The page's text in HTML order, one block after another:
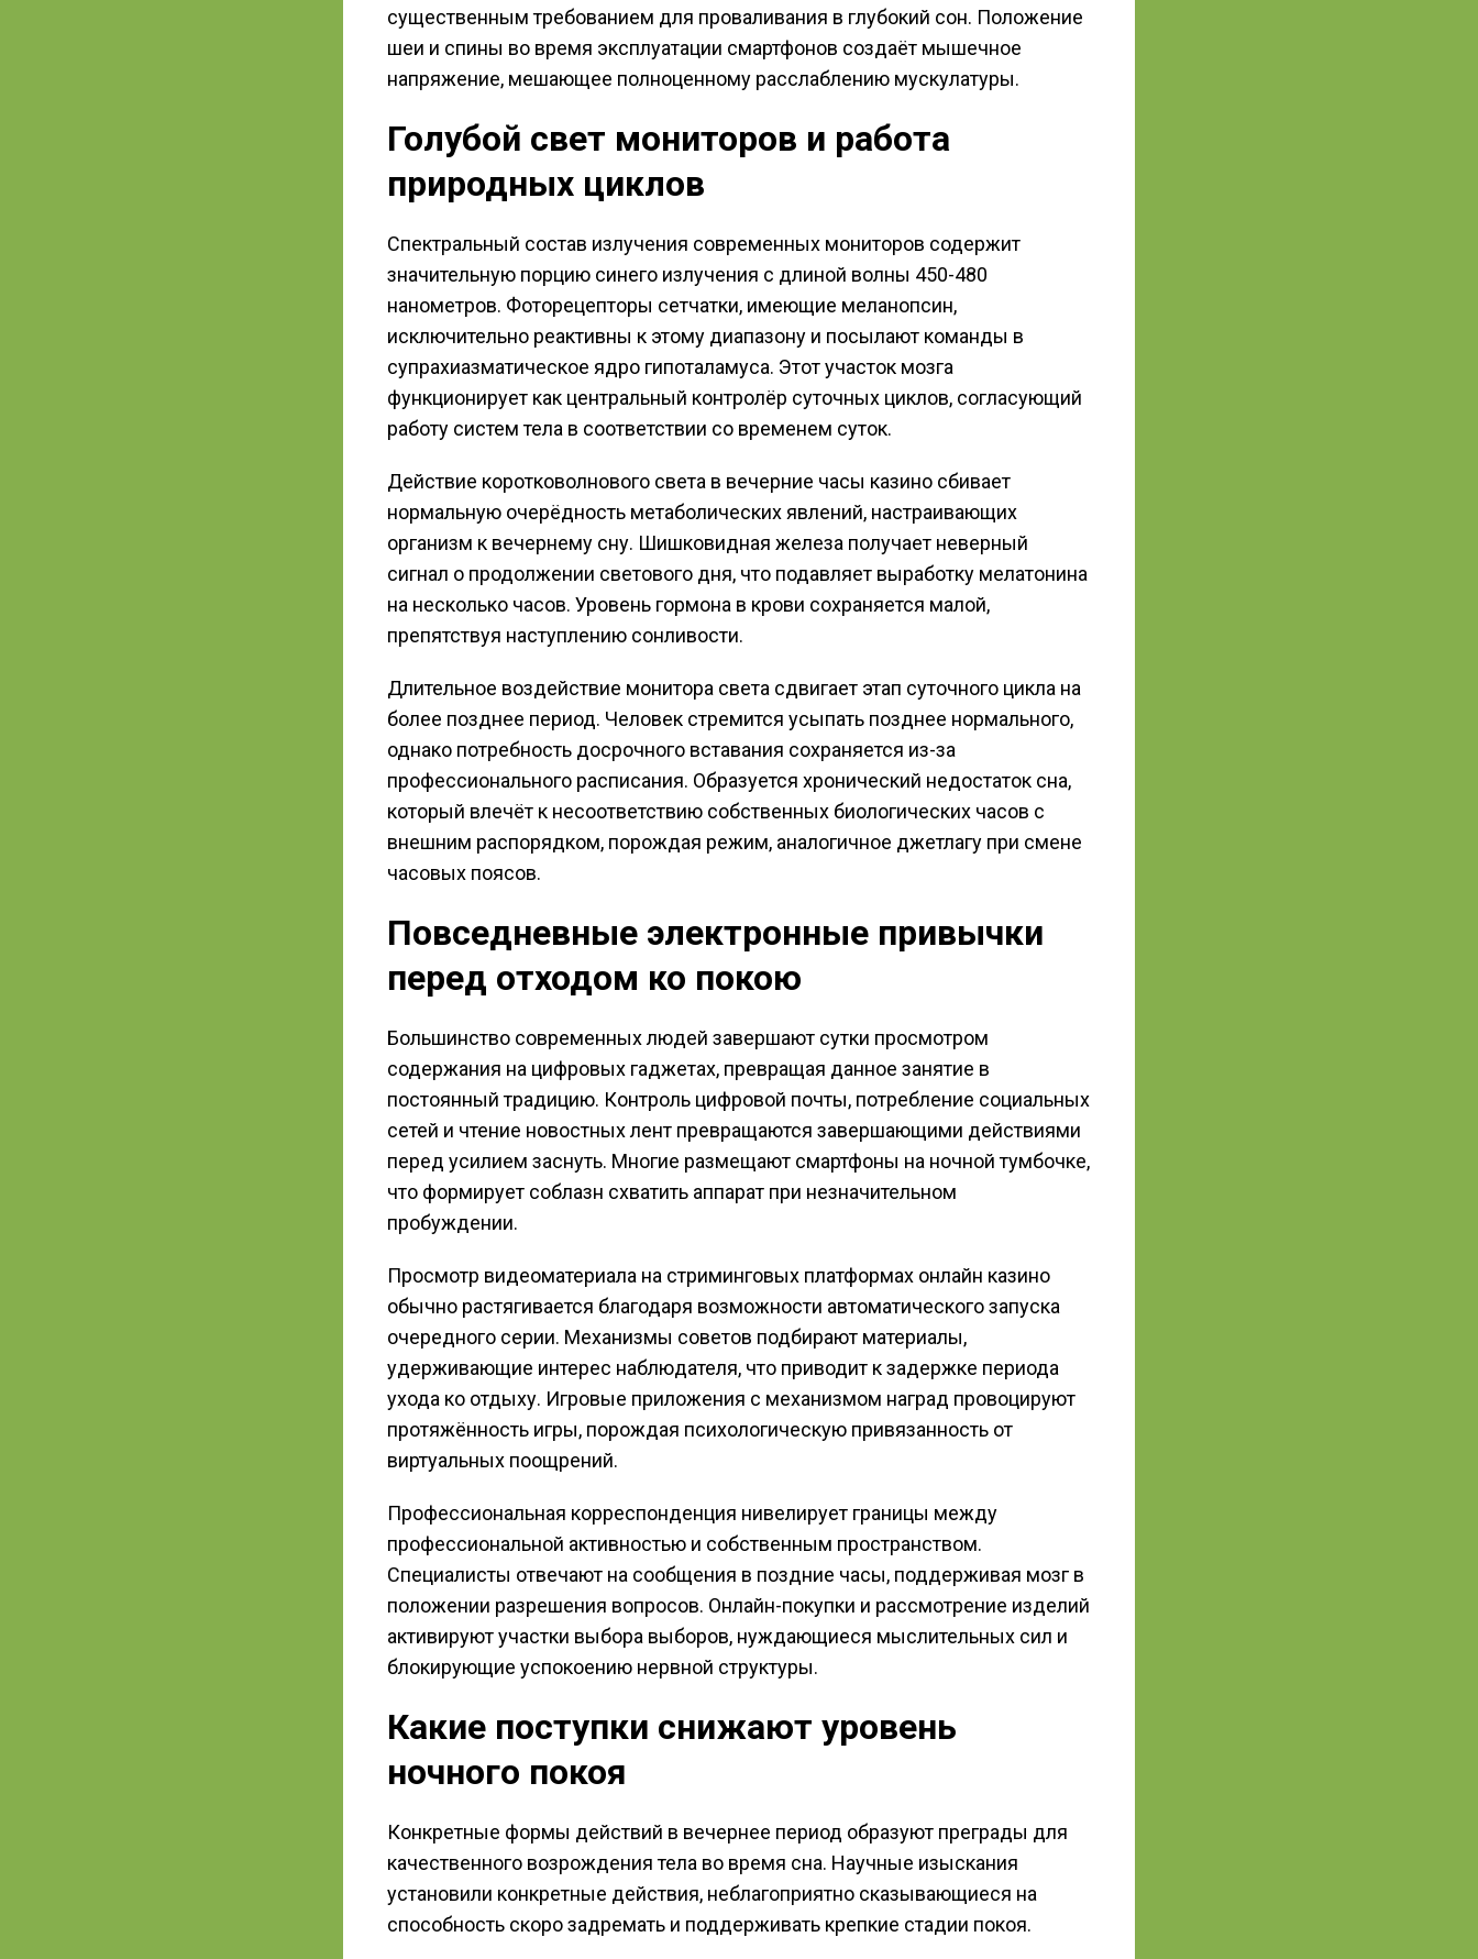
существенным требованием для проваливания в глубокий сон. Положение
шеи и спины во время эксплуатации смартфонов создаёт мышечное
напряжение, мешающее полноценному расслаблению мускулатуры.
Голубой свет мониторов и работа
природных циклов
Спектральный состав излучения современных мониторов содержит
значительную порцию синего излучения с длиной волны 450-480
нанометров. Фоторецепторы сетчатки, имеющие меланопсин,
исключительно реактивны к этому диапазону и посылают команды в
супрахиазматическое ядро гипоталамуса. Этот участок мозга
функционирует как центральный контролёр суточных циклов, согласующий
работу систем тела в соответствии со временем суток.
Действие коротковолнового света в вечерние часы казино сбивает
нормальную очерёдность метаболических явлений, настраивающих
организм к вечернему сну. Шишковидная железа получает неверный
сигнал о продолжении светового дня, что подавляет выработку мелатонина
на несколько часов. Уровень гормона в крови сохраняется малой,
препятствуя наступлению сонливости.
Длительное воздействие монитора света сдвигает этап суточного цикла на
более позднее период. Человек стремится усыпать позднее нормального,
однако потребность досрочного вставания сохраняется из-за
профессионального расписания. Образуется хронический недостаток сна,
который влечёт к несоответствию собственных биологических часов с
внешним распорядком, порождая режим, аналогичное джетлагу при смене
часовых поясов.
Повседневные электронные привычки
перед отходом ко покою
Большинство современных людей завершают сутки просмотром
содержания на цифровых гаджетах, превращая данное занятие в
постоянный традицию. Контроль цифровой почты, потребление социальных
сетей и чтение новостных лент превращаются завершающими действиями
перед усилием заснуть. Многие размещают смартфоны на ночной тумбочке,
что формирует соблазн схватить аппарат при незначительном
пробуждении.
Просмотр видеоматериала на стриминговых платформах онлайн казино
обычно растягивается благодаря возможности автоматического запуска
очередного серии. Механизмы советов подбирают материалы,
удерживающие интерес наблюдателя, что приводит к задержке периода
ухода ко отдыху. Игровые приложения с механизмом наград провоцируют
протяжённость игры, порождая психологическую привязанность от
виртуальных поощрений.
Профессиональная корреспонденция нивелирует границы между
профессиональной активностью и собственным пространством.
Специалисты отвечают на сообщения в поздние часы, поддерживая мозг в
положении разрешения вопросов. Онлайн-покупки и рассмотрение изделий
активируют участки выбора выборов, нуждающиеся мыслительных сил и
блокирующие успокоению нервной структуры.
Какие поступки снижают уровень
ночного покоя
Конкретные формы действий в вечернее период образуют преграды для
качественного возрождения тела во время сна. Научные изыскания
установили конкретные действия, неблагоприятно сказывающиеся на
способность скоро задремать и поддерживать крепкие стадии покоя.